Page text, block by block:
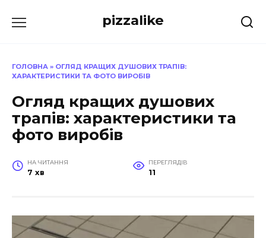
до
pizzalike
ГОЛОВНА » ОГЛЯД КРАЩИХ ДУШОВИХ ТРАПІВ:
ХАРАКТЕРИСТИКИ ТА ФОТО ВИРОБІВ
Огляд кращих душових
трапів: характеристики та
фото виробів
НА ЧИТАННЯ
7 хв
ПЕРЕГЛЯДІВ
11